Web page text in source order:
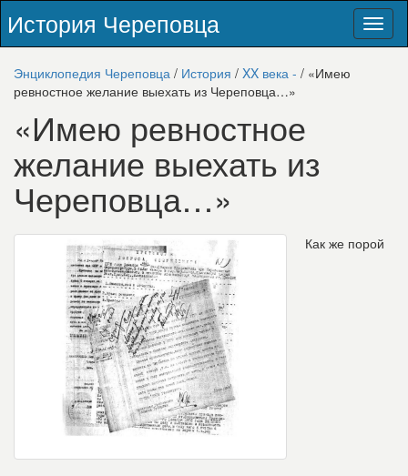
История Череповца
Энциклопедия Череповца / История / XX века - / «Имею
ревностное желание выехать из Череповца…»
«Имею ревностное
желание выехать из
Череповца…»
Как же порой